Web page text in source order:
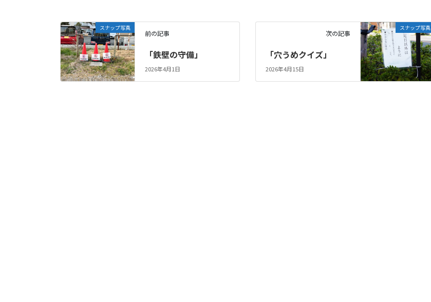
スナップ写真
前の記事
「鉄壁の守備」
2026年4月1日
スナップ写真
次の記事
「穴うめクイズ」
2026年4月15日